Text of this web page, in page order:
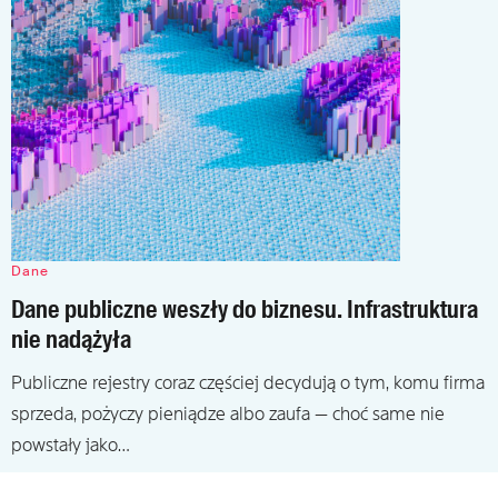
Dane
Dane publiczne weszły do biznesu. Infrastruktura
nie nadążyła
Publiczne rejestry coraz częściej decydują o tym, komu firma
sprzeda, pożyczy pieniądze albo zaufa — choć same nie
powstały jako…